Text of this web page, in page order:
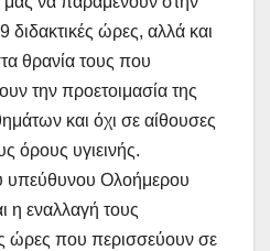
διδακτικές ώρες, αλλά και
θρανία τους που
την προετοιμασία της
και όχι σε αίθουσες
όρους υγιεινής.
υπεύθυνου Ολοήμερου
η εναλλαγή τους
ώρες που περισσεύουν σε